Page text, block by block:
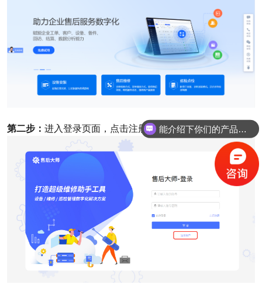
第二步：进入登录页面，点击注册按钮进入注册页面